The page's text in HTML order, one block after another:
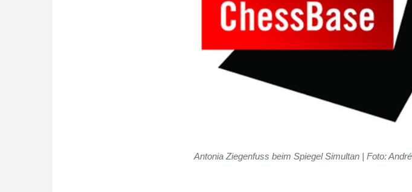
Antonia Ziegenfuss beim Spiegel Simultan | Foto: